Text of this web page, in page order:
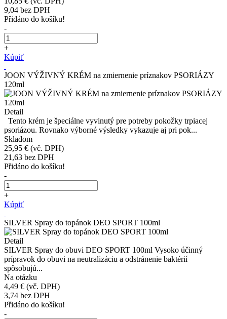
9,04 bez DPH
Přidáno do košíku!
-
+
Kúpiť
JOON VÝŽIVNÝ KRÉM na zmiernenie príznakov PSORIÁZY
120ml
Detail
Tento krém je špeciálne vyvinutý pre potreby pokožky trpiacej
psoriázou. Rovnako výborné výsledky vykazuje aj pri pok...
Skladom
25,95 € (vč. DPH)
21,63 bez DPH
Přidáno do košíku!
-
+
Kúpiť
SILVER Spray do topánok DEO SPORT 100ml
Detail
SILVER Spray do obuvi DEO SPORT 100ml Vysoko účinný
prípravok do obuvi na neutralizáciu a odstránenie baktérií
spôsobujú...
Na otázku
4,49 € (vč. DPH)
3,74 bez DPH
Přidáno do košíku!
-